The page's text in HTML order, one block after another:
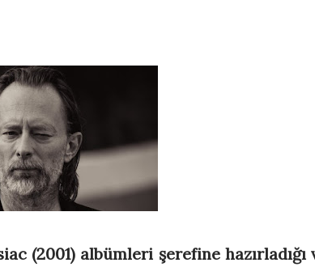
(2001) albümleri şerefine hazırladığı